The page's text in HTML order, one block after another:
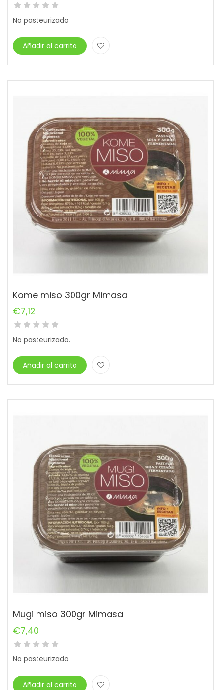
No pasteurizado
Añadir al carrito
Kome miso 300gr Mimasa
€7,12
No pasteurizado.
Añadir al carrito
Mugi miso 300gr Mimasa
€7,40
No pasteurizado
Añadir al carrito